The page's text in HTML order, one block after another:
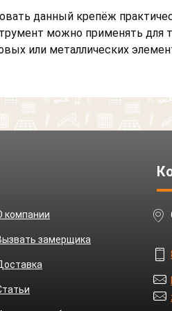
данный крепёж
можно применять
или металлических
компании
замерщика